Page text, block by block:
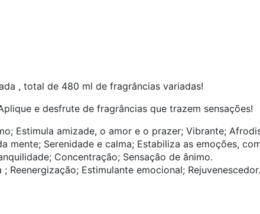
, total de 480 ml de fragrâncias variadas!
e desfrute de fragrâncias que trazem sensações!
Estimula amizade, o amor e o prazer; Vibrante;
mente; Serenidade e calma; Estabiliza as emoções,
Concentração; Sensação de ânimo.
Reenergização; Estimulante emocional; Rejuvenescedor.